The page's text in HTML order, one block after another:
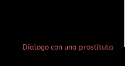
Dialogo con una prostituta